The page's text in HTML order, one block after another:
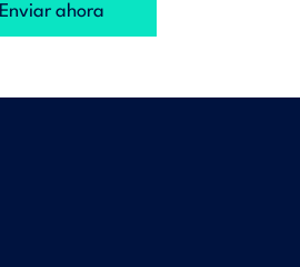
Enviar ahora